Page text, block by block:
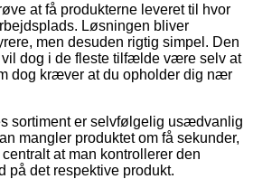
at få produkterne leveret til hvor
Løsningen bliver
men desuden rigtig simpel. Den
dog i de fleste tilfælde være selv at
dog kræver at du opholder dig nær
sortiment er selvfølgelig usædvanlig
mangler produktet om få sekunder,
at man kontrollerer den
på det respektive produkt.